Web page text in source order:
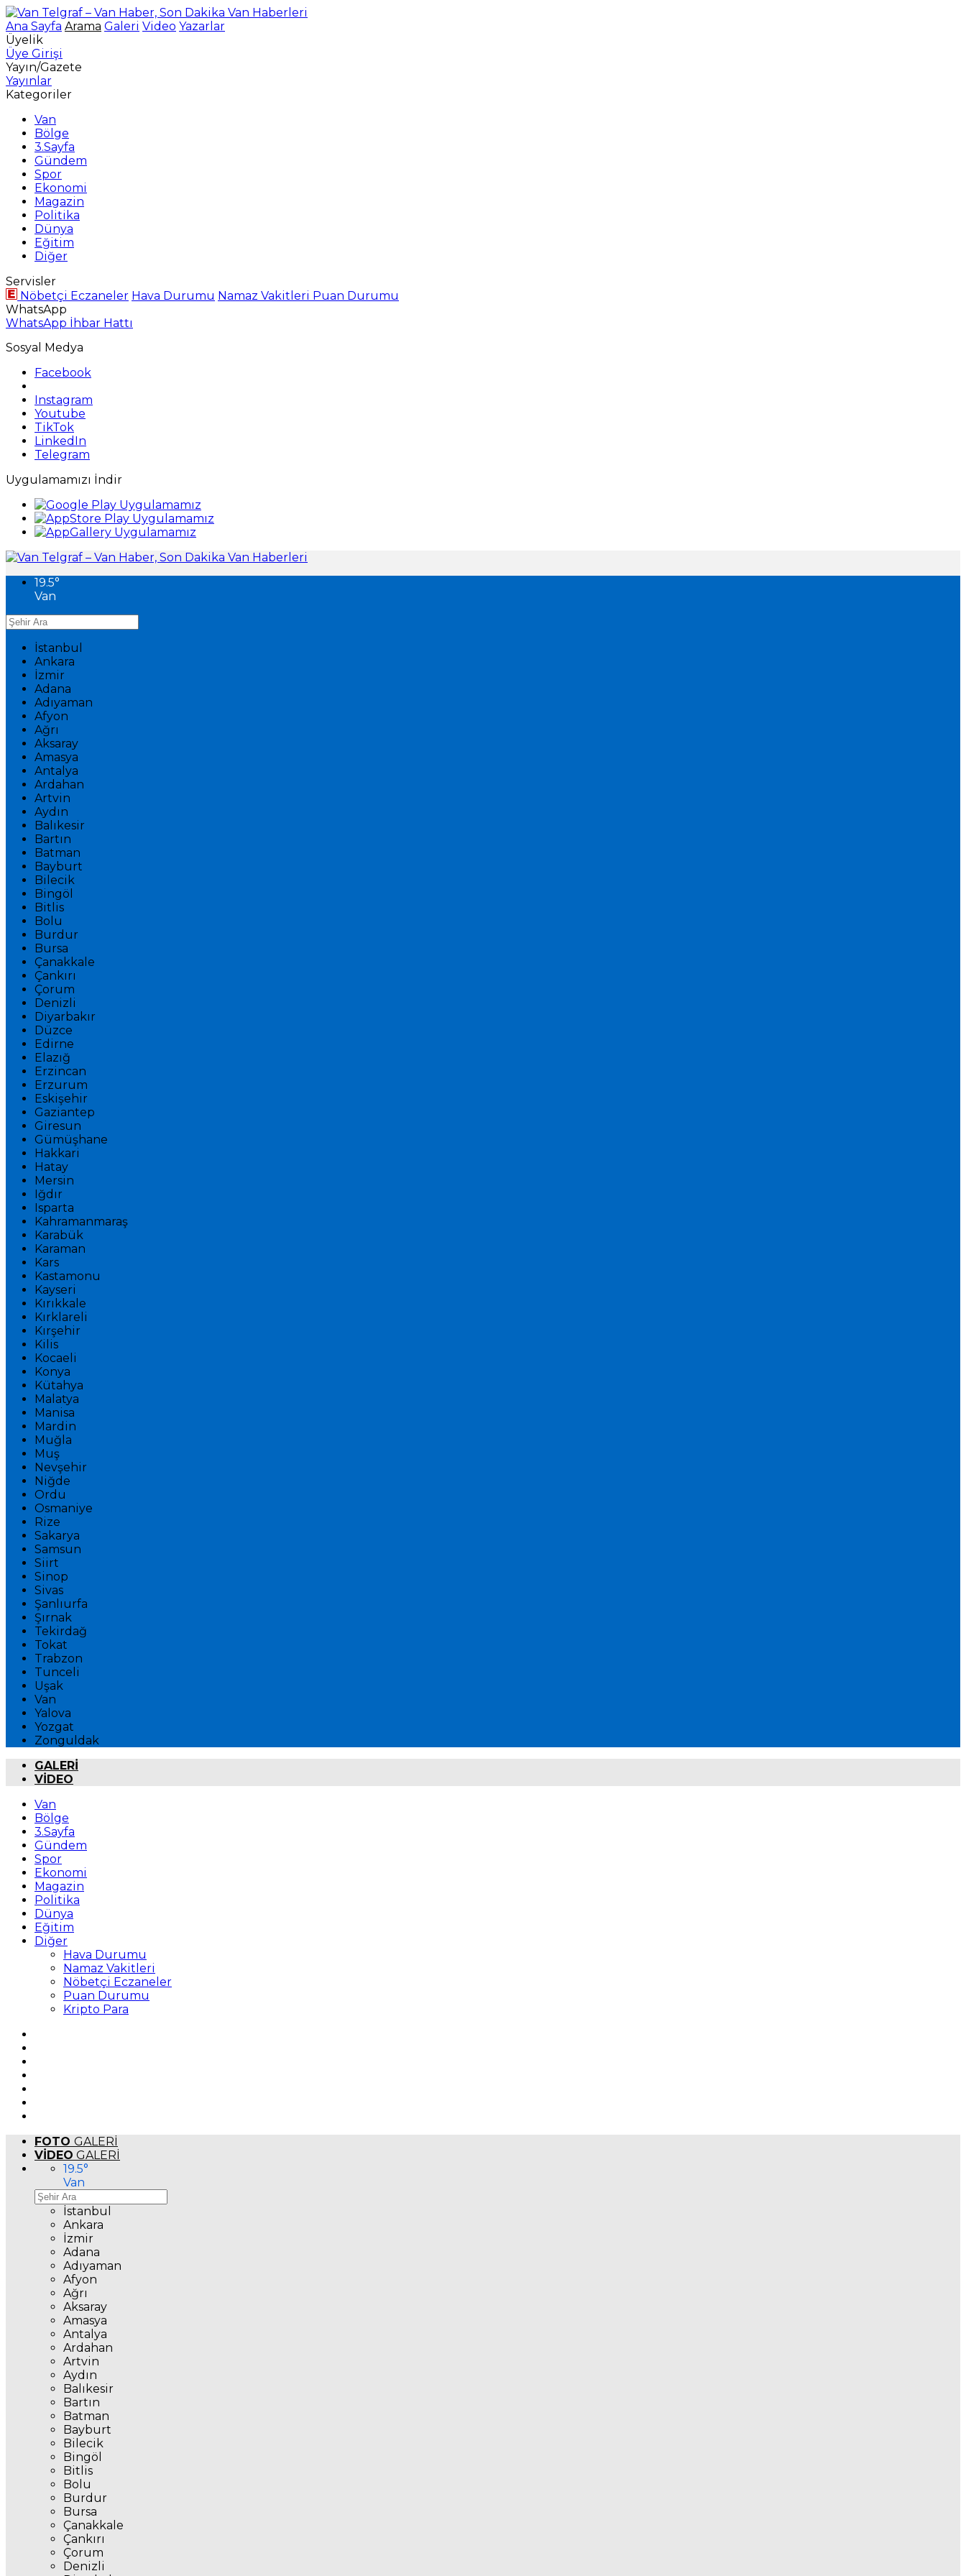
Ana Sayfa Arama Galeri Video Yazarlar
Üyelik
Üye Girişi
Yayın/Gazete
Yayınlar
Kategoriler
Van
Bölge
3.Sayfa
Gündem
Spor
Ekonomi
Magazin
Politika
Dünya
Eğitim
Diğer
Servisler
Nöbetçi Eczaneler Hava Durumu Namaz Vakitleri Puan Durumu
WhatsApp
WhatsApp İhbar Hattı
Sosyal Medya
Facebook
Instagram
Youtube
TikTok
LinkedIn
Telegram
Uygulamamızı İndir
19.5°
Van
İstanbul
Ankara
İzmir
Adana
Adıyaman
Afyon
Ağrı
Aksaray
Amasya
Antalya
Ardahan
Artvin
Aydın
Balıkesir
Bartın
Batman
Bayburt
Bilecik
Bingöl
Bitlis
Bolu
Burdur
Bursa
Çanakkale
Çankırı
Çorum
Denizli
Diyarbakır
Düzce
Edirne
Elazığ
Erzincan
Erzurum
Eskişehir
Gaziantep
Giresun
Gümüşhane
Hakkari
Hatay
Mersin
Iğdır
Isparta
Kahramanmaraş
Karabük
Karaman
Kars
Kastamonu
Kayseri
Kırıkkale
Kırklareli
Kırşehir
Kilis
Kocaeli
Konya
Kütahya
Malatya
Manisa
Mardin
Muğla
Muş
Nevşehir
Niğde
Ordu
Osmaniye
Rize
Sakarya
Samsun
Siirt
Sinop
Sivas
Şanlıurfa
Şırnak
Tekirdağ
Tokat
Trabzon
Tunceli
Uşak
Van
Yalova
Yozgat
Zonguldak
GALERİ
VİDEO
Van
Bölge
3.Sayfa
Gündem
Spor
Ekonomi
Magazin
Politika
Dünya
Eğitim
Diğer
Hava Durumu
Namaz Vakitleri
Nöbetçi Eczaneler
Puan Durumu
Kripto Para
FOTO GALERİ
VİDEO GALERİ
19.5°
Van
İstanbul
Ankara
İzmir
Adana
Adıyaman
Afyon
Ağrı
Aksaray
Amasya
Antalya
Ardahan
Artvin
Aydın
Balıkesir
Bartın
Batman
Bayburt
Bilecik
Bingöl
Bitlis
Bolu
Burdur
Bursa
Çanakkale
Çankırı
Çorum
Denizli